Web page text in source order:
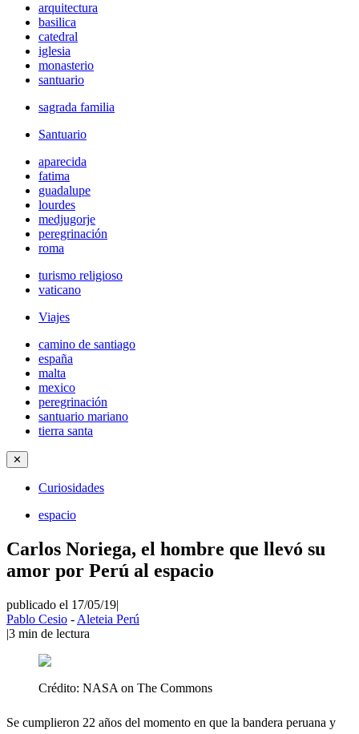
arquitectura
basilica
catedral
iglesia
monasterio
santuario
sagrada familia
Santuario
aparecida
fatima
guadalupe
lourdes
medjugorje
peregrinación
roma
turismo religioso
vaticano
Viajes
camino de santiago
españa
malta
mexico
peregrinación
santuario mariano
tierra santa
✕
Curiosidades
espacio
Carlos Noriega, el hombre que llevó su
amor por Perú al espacio
publicado el 17/05/19|
Pablo Cesio - Aleteia Perú
|3 min de lectura
Crédito: NASA on The Commons
Se cumplieron 22 años del momento en que la bandera peruana y